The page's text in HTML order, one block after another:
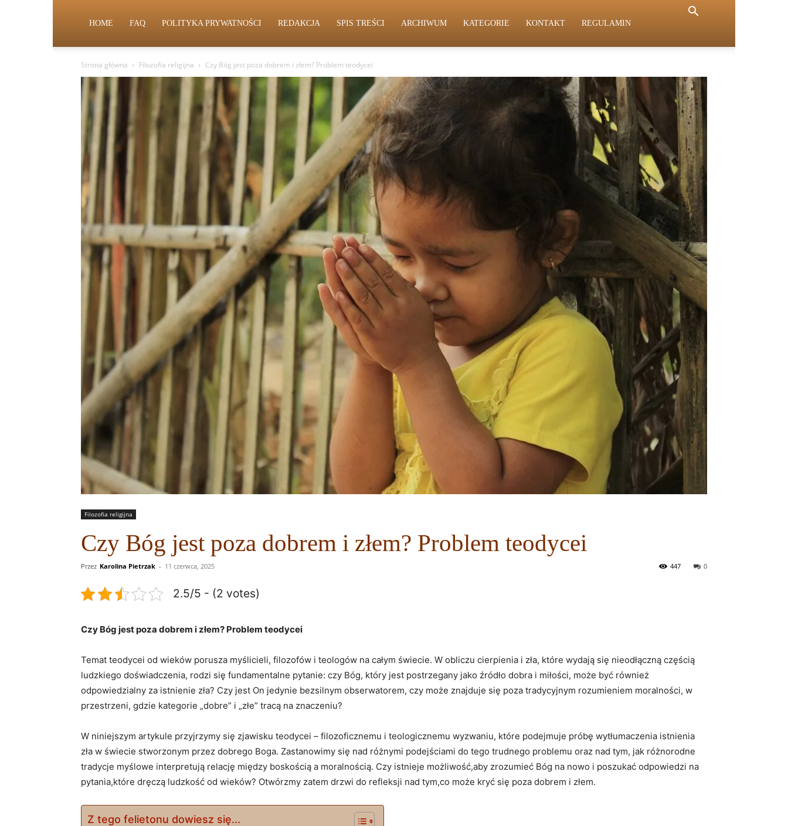
HOME FAQ POLITYKA PRYWATNOŚCI REDAKCJA SPIS TREŚCI ARCHIWUM KATEGORIE KONTAKT REGULAMIN
Strona główna Filozofia religijna Czy Bóg jest poza dobrem i złem? Problem teodycei
Filozofia religijna
Czy Bóg jest poza dobrem i złem? Problem teodycei
Przez Karolina Pietrzak - 11 czerwca, 2025 0
447
2.5/5 - (2 votes)
Czy‌ Bóg jest poza​ dobrem​ i złem? Problem teodycei
Temat ⁢teodycei od‌ wieków porusza myślicieli, filozofów i ‌teologów na całym świecie. W obliczu ​cierpienia ‌i zła, które ‌wydają ​się nieodłączną częścią
⁤ludzkiego doświadczenia, rodzi‍ się fundamentalne pytanie: czy⁤ Bóg, który jest postrzegany ‍jako​ źródło dobra i miłości, może być ‌również
odpowiedzialny​ za ⁢istnienie⁤ zła? Czy jest⁤ On‍ jedynie bezsilnym obserwatorem, czy‌ może‌ znajduje się poza tradycyjnym rozumieniem moralności, w
przestrzeni, gdzie kategorie „dobre” i „złe”⁣ tracą na znaczeniu?
W niniejszym ‍artykule ‌przyjrzymy się‍ zjawisku⁢ teodycei ⁣– filozoficznemu⁢ i teologicznemu wyzwaniu, które podejmuje ⁤próbę ​wytłumaczenia istnienia
zła w świecie stworzonym przez ‌dobrego ⁣Boga.‍ Zastanowimy się⁤ nad różnymi podejściami do ⁢tego trudnego problemu ​oraz nad tym, ‌jak różnorodne
tradycje myślowe ⁣interpretują relację między​ boskością ⁣a moralnością. Czy istnieje⁢ możliwość,aby ⁣zrozumieć Bóg na nowo i poszukać odpowiedzi⁢ na
pytania,które dręczą⁣ ludzkość od wieków? Otwórzmy zatem drzwi do refleksji nad⁣ tym,co może kryć się⁤ poza dobrem⁢ i złem.
Z tego felietonu dowiesz się...